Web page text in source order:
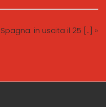
Spagna: in uscita il 25 [..] »